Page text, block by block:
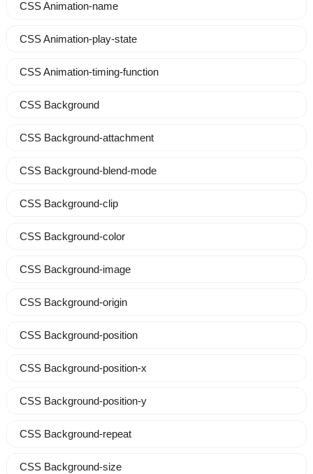
CSS Animation-name
CSS Animation-play-state
CSS Animation-timing-function
CSS Background
CSS Background-attachment
CSS Background-blend-mode
CSS Background-clip
CSS Background-color
CSS Background-image
CSS Background-origin
CSS Background-position
CSS Background-position-x
CSS Background-position-y
CSS Background-repeat
CSS Background-size